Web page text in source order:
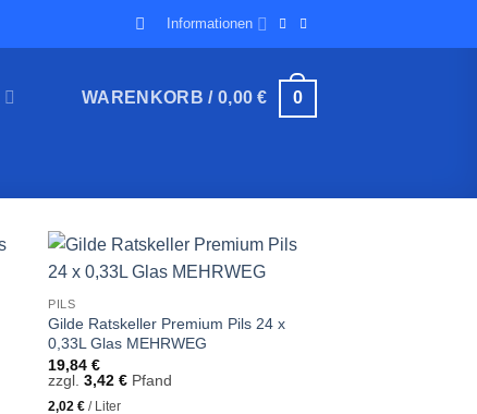
Informationen
WARENKORB / 0,00€ 0
PILS
Gilde Ratskeller Premium Pils 24 x
0,33L Glas MEHRWEG
19,84€
zzgl.3,42€ Pfand
2,02€ / Liter